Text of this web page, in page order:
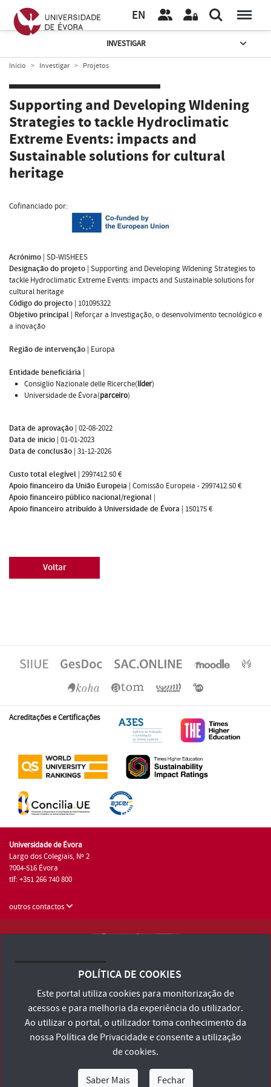
EN
INVESTIGAR
Início Investigar Projetos
Supporting and Developing WIdening
Strategies to tackle Hydroclimatic
Extreme Events: impacts and
Sustainable solutions for cultural
heritage
Cofinanciado por:
Acrónimo | SD-WISHEES
Designação do projeto | Supporting and Developing WIdening Strategies to
tackle Hydroclimatic Extreme Events: impacts and Sustainable solutions for
cultural heritage
Código do projecto | 101095322
Objetivo principal | Reforçar a Investigação, o desenvolvimento tecnológico e
a inovação
Região de intervenção | Europa
Entidade beneficiária |
Consiglio Nazionale delle Ricerche(líder)
Universidade de Évora(parceiro)
Data de aprovação | 02-08-2022
Data de inicio | 01-01-2023
Data de conclusão | 31-12-2026
Custo total elegível | 2997412.50 €
Apoio financeiro da União Europeia | Comissão Europeia - 2997412.50 €
Apoio financeiro público nacional/regional |
Apoio financeiro atribuído à Universidade de Évora | 150175 €
Voltar
Acreditações e Certificações
Universidade de Évora
Largo dos Colegiais, Nº 2
7004-516 Évora
tlf: +351 266 740 800
outros contactos
Consulte os Termos e Condições e Política de Privacidade
Declaração de Acessibilidade
POLÍTICA DE COOKIES
Este portal utiliza cookies para monitorização de
acessos e para melhoria da experiência do utilizador.
Ao utilizar o portal, o utilizador toma conhecimento da
nossa Política de Privacidadee consente a utilização
de cookies.
Saber Mais Fechar